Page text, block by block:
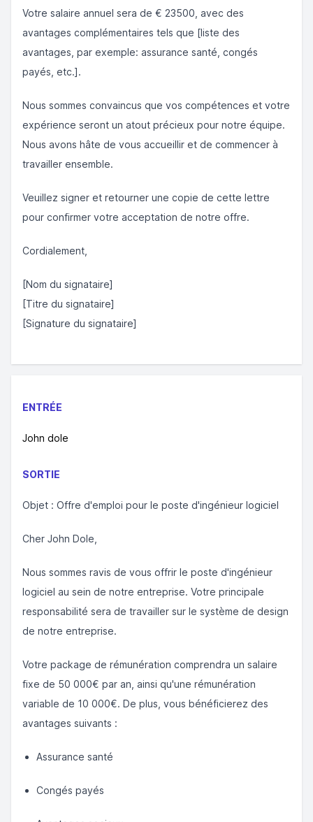
Votre salaire annuel sera de € 23500, avec des
avantages complémentaires tels que [liste des
avantages, par exemple: assurance santé, congés
payés, etc.].
Nous sommes convaincus que vos compétences et votre
expérience seront un atout précieux pour notre équipe.
Nous avons hâte de vous accueillir et de commencer à
travailler ensemble.
Veuillez signer et retourner une copie de cette lettre
pour confirmer votre acceptation de notre offre.
Cordialement,
[Nom du signataire]
[Titre du signataire]
[Signature du signataire]
ENTRÉE
John dole
SORTIE
Objet : Offre d'emploi pour le poste d'ingénieur logiciel
Cher John Dole,
Nous sommes ravis de vous offrir le poste d'ingénieur
logiciel au sein de notre entreprise. Votre principale
responsabilité sera de travailler sur le système de design
de notre entreprise.
Votre package de rémunération comprendra un salaire
fixe de 50 000€ par an, ainsi qu'une rémunération
variable de 10 000€. De plus, vous bénéficierez des
avantages suivants :
Assurance santé
Congés payés